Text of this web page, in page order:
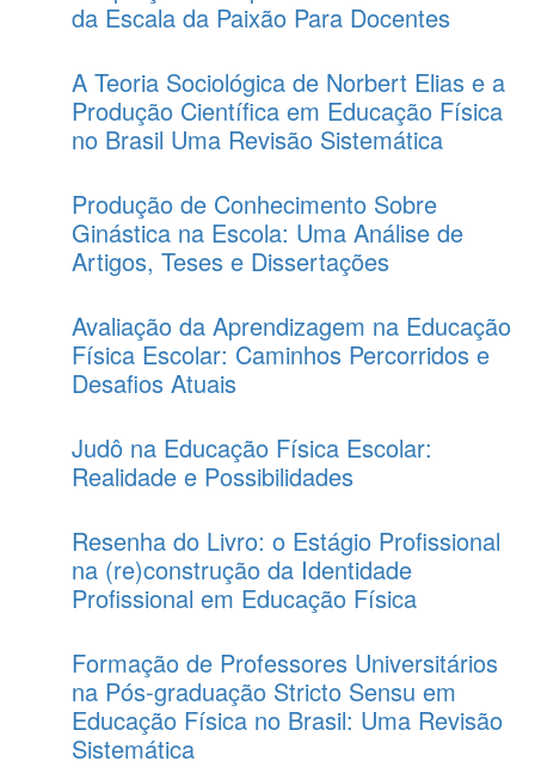
da Escala da Paixão Para Docentes
A Teoria Sociológica de Norbert Elias e a
Produção Científica em Educação Física
no Brasil Uma Revisão Sistemática
Produção de Conhecimento Sobre
Ginástica na Escola: Uma Análise de
Artigos, Teses e Dissertações
Avaliação da Aprendizagem na Educação
Física Escolar: Caminhos Percorridos e
Desafios Atuais
Judô na Educação Física Escolar:
Realidade e Possibilidades
Resenha do Livro: o Estágio Profissional
na (re)construção da Identidade
Profissional em Educação Física
Formação de Professores Universitários
na Pós-graduação Stricto Sensu em
Educação Física no Brasil: Uma Revisão
Sistemática